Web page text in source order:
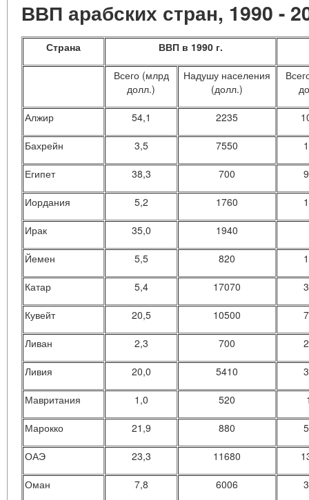
ВВП арабских стран, 1990 -
Страна ВВП в 1990 г.
Всего (млрд
долл.)
Надушу населения
(долл.)
Алжир 54,1 2235
Бахрейн 3,5 7550
Египет 38,3 700
Иордания 5,2 1760
Ирак 35,0 1940
Йемен 5,5 820
Катар 5,4 17070
Кувейт 20,5 10500
Ливан 2,3 700
Ливия 20,0 5410
Мавритания 1,0 520
Марокко 21,9 880
ОАЭ 23,3 11680
Оман 7,8 6006